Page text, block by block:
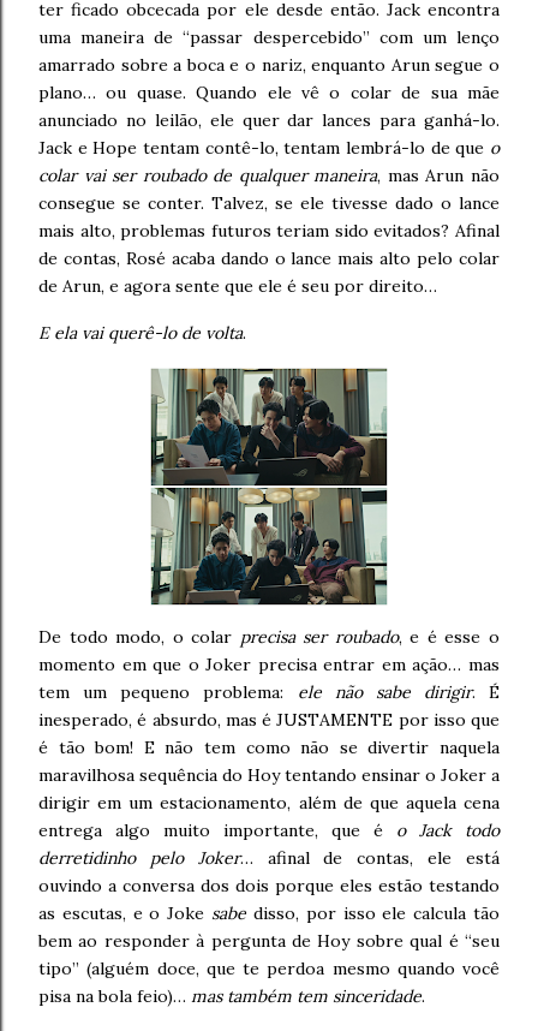
ter ficado obcecada por ele desde então. Jack encontra
uma maneira de “passar despercebido” com um lenço
amarrado sobre a boca e o nariz, enquanto Arun segue o
plano… ou quase. Quando ele vê o colar de sua mãe
anunciado no leilão, ele quer dar lances para ganhá-lo.
Jack e Hope tentam contê-lo, tentam lembrá-lo de que o
colar vai ser roubado de qualquer maneira, mas Arun não
consegue se conter. Talvez, se ele tivesse dado o lance
mais alto, problemas futuros teriam sido evitados? Afinal
de contas, Rosé acaba dando o lance mais alto pelo colar
de Arun, e agora sente que ele é seu por direito…
E ela vai querê-lo de volta.
De todo modo, o colar precisa ser roubado, e é esse o
momento em que o Joker precisa entrar em ação… mas
tem um pequeno problema: ele não sabe dirigir. É
inesperado, é absurdo, mas é JUSTAMENTE por isso que
é tão bom! E não tem como não se divertir naquela
maravilhosa sequência do Hoy tentando ensinar o Joker a
dirigir em um estacionamento, além de que aquela cena
entrega algo muito importante, que é o Jack todo
derretidinho pelo Joker… afinal de contas, ele está
ouvindo a conversa dos dois porque eles estão testando
as escutas, e o Joke sabe disso, por isso ele calcula tão
bem ao responder à pergunta de Hoy sobre qual é “seu
tipo” (alguém doce, que te perdoa mesmo quando você
pisa na bola feio)… mas também tem sinceridade.